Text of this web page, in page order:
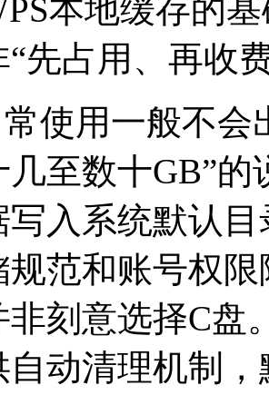
本地缓存的
先占用、再收
使用一般不会
至数十GB”
入系统默认
规范和账号权
刻意选择C盘
动清理机制